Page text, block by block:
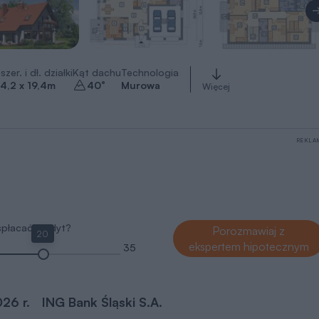
i dł. działki
x 19,4m
Kąt dachu
40°
Technologia
Murowa
Więcej
kredyt?
20
35
Porozmawiaj z
ekspertem hipotecznym
r. ING Bank Śląski S.A.